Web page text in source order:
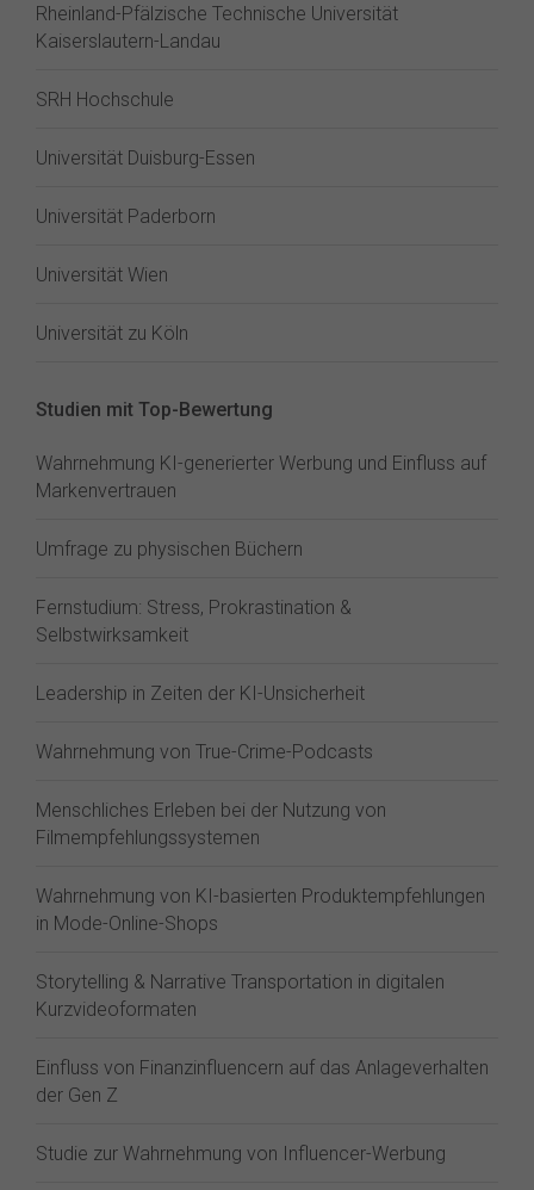
Rheinland-Pfälzische Technische Universität
Kaiserslautern-Landau
SRH Hochschule
Universität Duisburg-Essen
Universität Paderborn
Universität Wien
Universität zu Köln
Studien mit Top-Bewertung
Wahrnehmung KI-generierter Werbung und Einfluss auf
Markenvertrauen
Umfrage zu physischen Büchern
Fernstudium: Stress, Prokrastination &
Selbstwirksamkeit
Leadership in Zeiten der KI-Unsicherheit
Wahrnehmung von True-Crime-Podcasts
Menschliches Erleben bei der Nutzung von
Filmempfehlungssystemen
Wahrnehmung von KI-basierten Produktempfehlungen
in Mode-Online-Shops
Storytelling & Narrative Transportation in digitalen
Kurzvideoformaten
Einfluss von Finanzinfluencern auf das Anlageverhalten
der Gen Z⁠
Studie zur Wahrnehmung von Influencer-Werbung